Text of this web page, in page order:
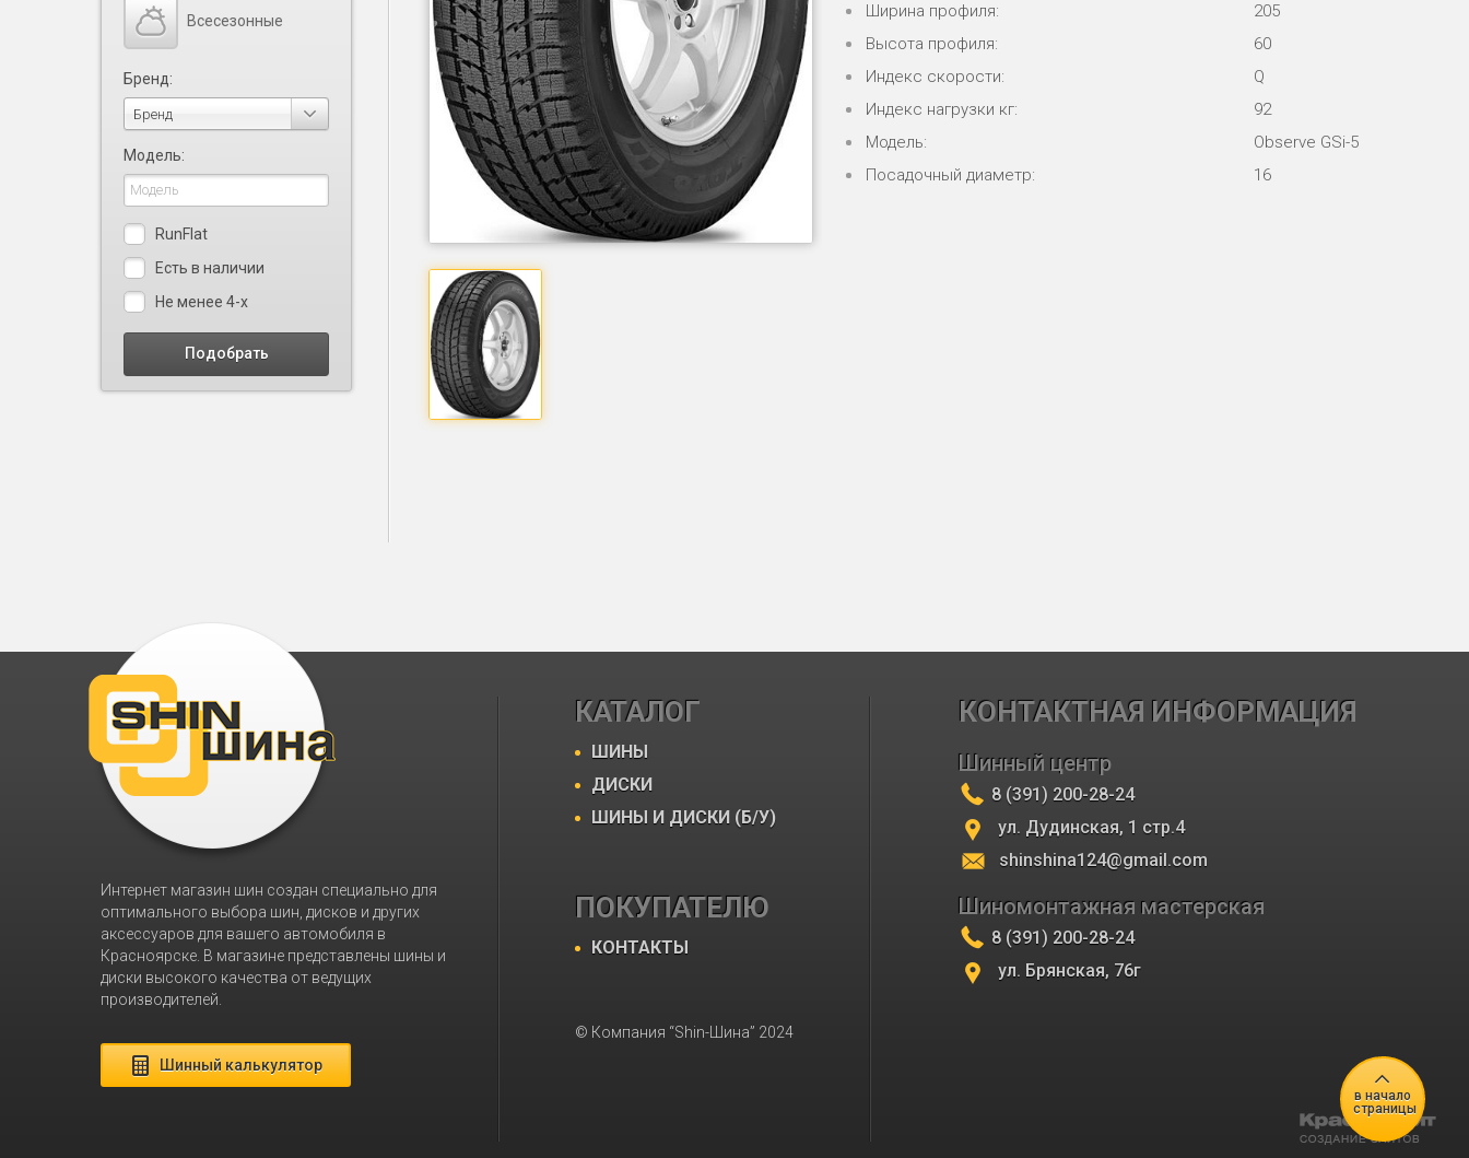
Ширина профиля:
205
Высота профиля:
60
Индекс скорости:
Q
Индекс нагрузки кг:
92
Модель:
Observe GSi-5
Посадочный диаметр:
16
Всесезонные
Бренд:
Бренд
Модель:
RunFlat
Есть в наличии
Не менее 4-х
в начало
страницы
Интернет магазин шин создан специально для
оптимального выбора шин, дисков и других
аксессуаров для вашего автомобиля в
Красноярске. В магазине представлены шины и
диски высокого качества от ведущих
производителей.
Шинный калькулятор
КАТАЛОГ
ШИНЫ
ДИСКИ
ШИНЫ И ДИСКИ (Б/У)
ПОКУПАТЕЛЮ
КОНТАКТЫ
© Компания “Shin-Шина” 2024
КОНТАКТНАЯ ИНФОРМАЦИЯ
Шинный центр
8 (391) 200-28-24
ул. Дудинская, 1 стр.4
shinshina124@gmail.com
Шиномонтажная мастерская
8 (391) 200-28-24
ул. Брянская, 76г